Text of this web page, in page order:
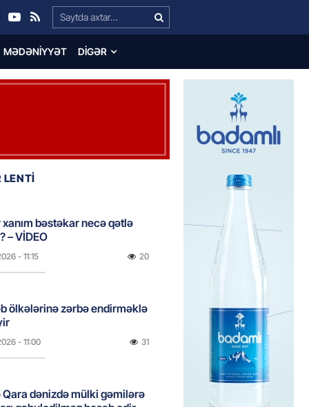
Search…
MƏDƏNIYYƏT DIGƏR
bəstəkar necə qətlə
– VİDEO
- 11:15 20
ölkələrinə zərbə endirməklə
- 11:00 31
dənizdə mülki gəmilərə